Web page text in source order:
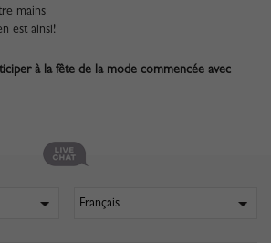
mains
est ainsi!
à la fête de la mode commencée avec